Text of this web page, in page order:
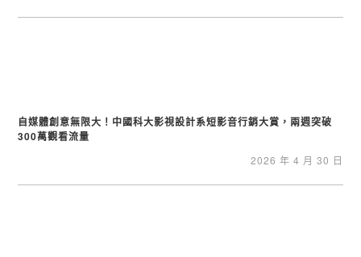
自媒體創意無限大！中國科大影視設計系短影音行銷大賞，兩週突破
300萬觀看流量
2026 年 4 月 30 日